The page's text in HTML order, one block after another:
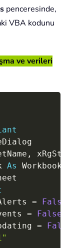
penceresinde,
VBA kodunu
ve verileri
,
As Workbook
=
False
=
False
=